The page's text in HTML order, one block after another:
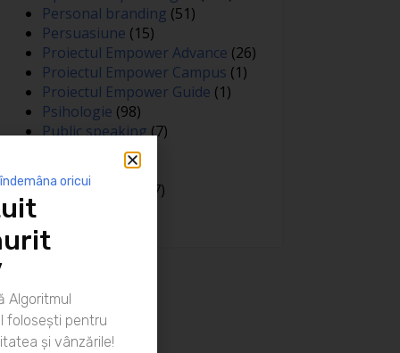
Personal branding (51)
Persuasiune (15)
Proiectul Empower Advance (26)
Proiectul Empower Campus (1)
Proiectul Empower Guide (1)
Psihologie (98)
Public speaking(7)
(81)
Spiritualitate
(127)
oricui
Algoritmul
folosești pentru
și vânzările!